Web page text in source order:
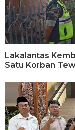
Lakalantas
Satu Korban